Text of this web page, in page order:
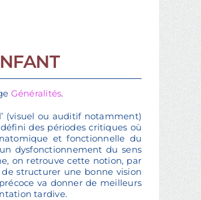
Généralités.
(visuel ou auditif notamment)
des périodes critiques où
et fonctionnelle du
dysfonctionnement du sens
on retrouve cette notion, par
structurer une bonne vision
va donner de meilleurs
tardive.